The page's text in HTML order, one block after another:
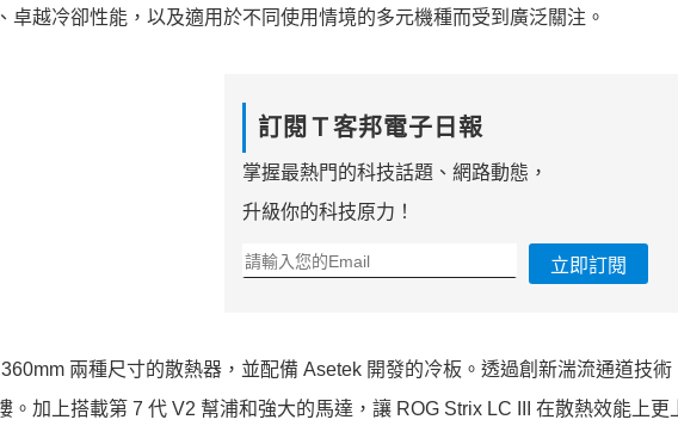
卓越冷卻性能，以及適用於不同使用情境的多元機種而受到廣泛關注。
訂閱Ｔ客邦電子日報
掌握最熱門的科技話題、網路動態，
升級你的科技原力！
立即訂閱
兩種尺寸的散熱器，並配備 Asetek 開發的冷板。透過創新湍流通道技術
。加上搭載第 7 代 V2 幫浦和強大的馬達，讓 ROG Strix LC III 在散熱效能上更